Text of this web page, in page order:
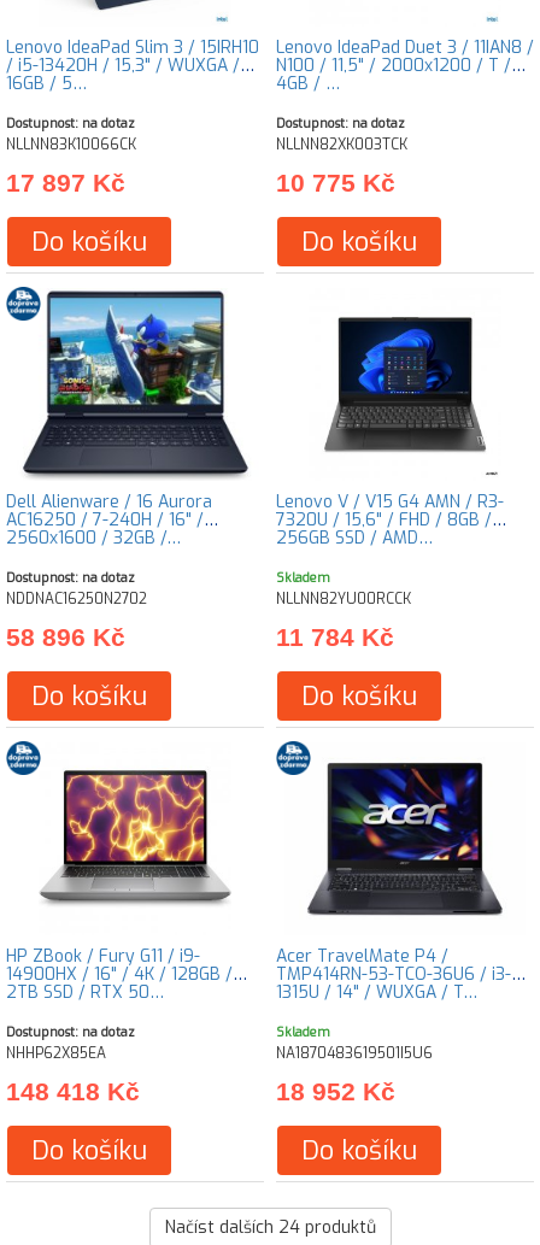
Lenovo IdeaPad Slim 3 / 15IRH10
/ i5-13420H / 15,3" / WUXGA /
16GB / 5…
Dostupnost: na dotaz
NLLNN83K10066CK
17 897 Kč
Do košíku
Lenovo IdeaPad Duet 3 / 11IAN8 /
N100 / 11,5" / 2000x1200 / T /
4GB / …
Dostupnost: na dotaz
NLLNN82XK003TCK
10 775 Kč
Do košíku
Dell Alienware / 16 Aurora
AC16250 / 7-240H / 16" /
2560x1600 / 32GB /…
Dostupnost: na dotaz
NDDNAC16250N2702
58 896 Kč
Do košíku
Lenovo V / V15 G4 AMN / R3-
7320U / 15,6" / FHD / 8GB /
256GB SSD / AMD…
Skladem
NLLNN82YU00RCCK
11 784 Kč
Do košíku
HP ZBook / Fury G11 / i9-
14900HX / 16" / 4K / 128GB /
2TB SSD / RTX 50…
Dostupnost: na dotaz
NHHP62X85EA
148 418 Kč
Do košíku
Acer TravelMate P4 /
TMP414RN-53-TCO-36U6 / i3-
1315U / 14" / WUXGA / T…
Skladem
NA1870483619501I5U6
18 952 Kč
Do košíku
Načíst dalších 24produktů